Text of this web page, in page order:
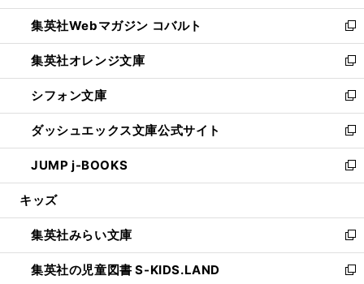
開
く
ウ
で
開
く
ン
ド
ウ
で
開
く
ウ
ィ
ン
ド
ウ
で
開
く
集英社Webマガジン コバルト
新
し
い
ウ
ィ
ン
ド
ウ
で
開
集英社オレンジ文庫
新
し
い
ウ
ィ
ン
ド
ウ
開
く
シフォン文庫
新
し
い
ウ
ィ
ン
ウ
で
開
く
ダッシュエックス文庫公式サイト
新
し
い
ウ
ン
ド
ウ
で
JUMP j-BOOKS
新
し
ウ
ィ
ン
ド
キッズ
集英社みらい文庫
新
し
い
集英社の児童図書 S-KIDS.LAND
新